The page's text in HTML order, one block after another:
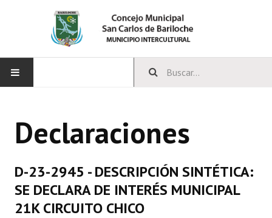
CONCEJO
Integrantes del Concejo
Comisiones Permanentes
Declaraciones
D-23-2945 - DESCRIPCIÓN SINTÉTICA:
SE DECLARA DE INTERÉS MUNICIPAL
21K CIRCUITO CHICO